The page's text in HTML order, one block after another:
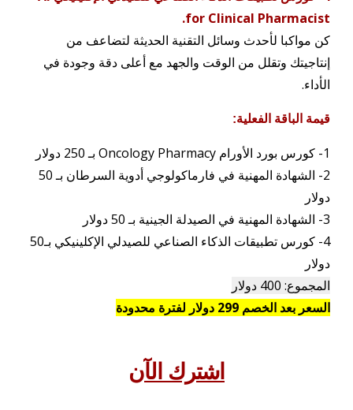
for Clinical Pharmacist.
كن مواكبا لأحدث وسائل التقنية الحديثة لتضاعف من
إنتاجيتك وتقلل من الوقت والجهد مع أعلى دقة وجودة في
الأداء.
قيمة الباقة الفعلية:
1- كورس بورد الأورام Oncology Pharmacy
بـ 250 دولار
2-
الشهادة المهنية في فارماكولوجي أدوية السرطان بـ 50
دولار
3- الشهادة المهنية في الصيدلة الجينية بـ 50 دولار
4-
كورس تطبيقات الذكاء الصناعي للصيدلي الإكلينيكي بـ50
دولار
المجموع: 400 دولار
السعر بعد الخصم 299 دولار لفترة محدودة
اشترك الآن